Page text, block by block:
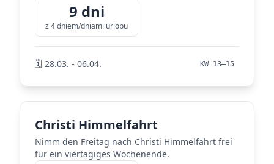
9 dni
z 4 dniem/dniami urlopu
🗓️ 28.03. - 06.04. KW 13–15
Christi Himmelfahrt
Nimm den Freitag nach Christi Himmelfahrt frei
für ein viertägiges Wochenende.